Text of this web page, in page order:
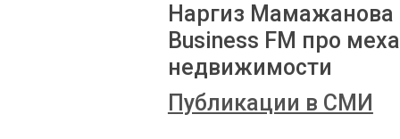
Наргиз Мамажанова
Business FM про
недвижимости
Публикации в СМИ